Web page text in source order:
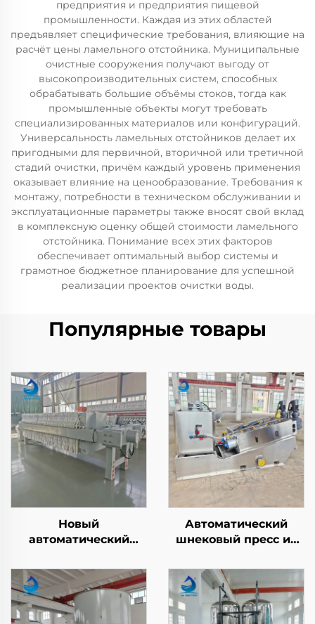
предприятия и предприятия пищевой
промышленности. Каждая из этих областей
предъявляет специфические требования, влияющие на
расчёт цены ламельного отстойника. Муниципальные
очистные сооружения получают выгоду от
высокопроизводительных систем, способных
обрабатывать большие объёмы стоков, тогда как
промышленные объекты могут требовать
специализированных материалов или конфигураций.
Универсальность ламельных отстойников делает их
пригодными для первичной, вторичной или третичной
стадий очистки, причём каждый уровень применения
оказывает влияние на ценообразование. Требования к
монтажу, потребности в техническом обслуживании и
эксплуатационные параметры также вносят свой вклад
в комплексную оценку общей стоимости ламельного
отстойника. Понимание всех этих факторов
обеспечивает оптимальный выбор системы и
грамотное бюджетное планирование для успешной
реализации проектов очистки воды.
Популярные товары
Новый
автоматический
рамный фильтр-
пресс высокого
давления для
очистки воды
Автоматический
шнековый пресс из
с многоступенчатыми
дисками, дегидратор
ила со
штабелированным